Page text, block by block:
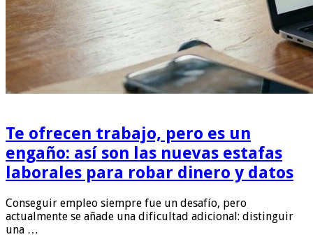
Te ofrecen trabajo, pero es un
engaño: así son las nuevas estafas
laborales para robar dinero y datos
Conseguir empleo siempre fue un desafío, pero
actualmente se añade una dificultad adicional: distinguir
una …